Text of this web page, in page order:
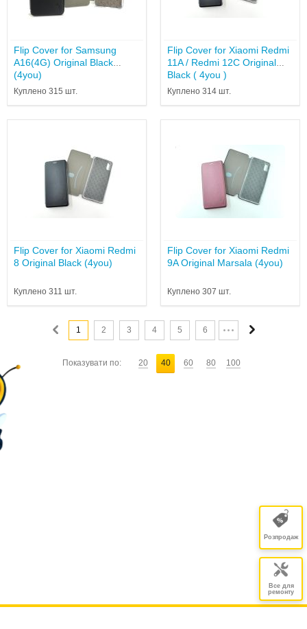
Flip Cover for Samsung
A16(4G) Original Black
(4you)
Куплено 315 шт.
Flip Cover for Xiaomi Redmi
11A / Redmi 12C Original
Black ( 4you )
Куплено 314 шт.
Flip Cover for Xiaomi Redmi
8 Original Black (4you)
Куплено 311 шт.
Flip Cover for Xiaomi Redmi
9A Original Marsala (4you)
Куплено 307 шт.
1 2 3 4 5 6
Показувати по: 20 40 60 80 100
Розпродаж
Все для
ремонту